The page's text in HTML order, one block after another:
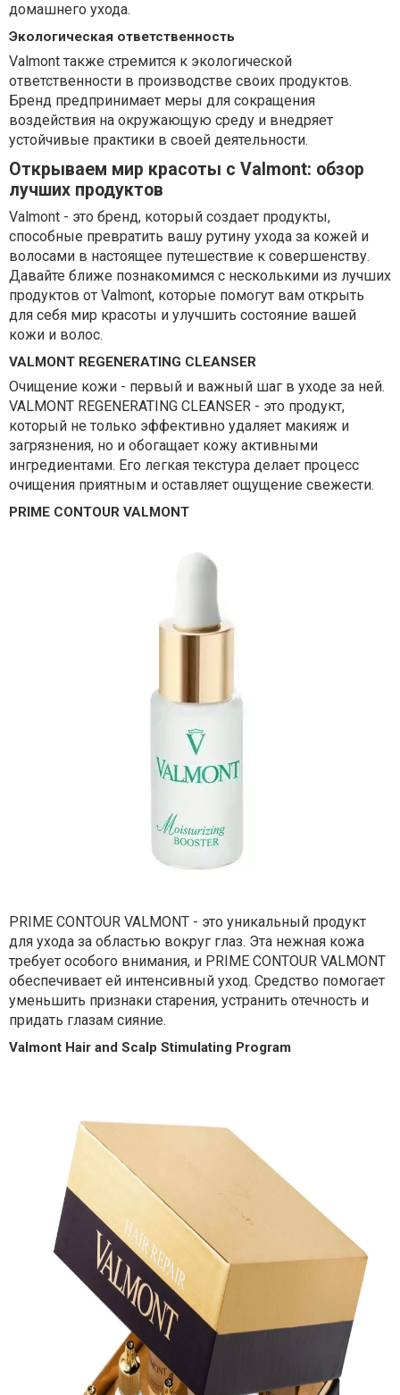
домашнего ухода.
Экологическая ответственность
Valmont также стремится к экологической
ответственности в производстве своих продуктов.
Бренд предпринимает меры для сокращения
воздействия на окружающую среду и внедряет
устойчивые практики в своей деятельности.
Открываем мир красоты с Valmont: обзор
лучших продуктов
Valmont - это бренд, который создает продукты,
способные превратить вашу рутину ухода за кожей и
волосами в настоящее путешествие к совершенству.
Давайте ближе познакомимся с несколькими из лучших
продуктов от Valmont, которые помогут вам открыть
для себя мир красоты и улучшить состояние вашей
кожи и волос.
VALMONT REGENERATING CLEANSER
Очищение кожи - первый и важный шаг в уходе за ней.
VALMONT REGENERATING CLEANSER - это продукт,
который не только эффективно удаляет макияж и
загрязнения, но и обогащает кожу активными
ингредиентами. Его легкая текстура делает процесс
очищения приятным и оставляет ощущение свежести.
PRIME CONTOUR VALMONT
PRIME CONTOUR VALMONT - это уникальный продукт
для ухода за областью вокруг глаз. Эта нежная кожа
требует особого внимания, и PRIME CONTOUR VALMONT
обеспечивает ей интенсивный уход. Средство помогает
уменьшить признаки старения, устранить отечность и
придать глазам сияние.
Valmont Hair and Scalp Stimulating Program